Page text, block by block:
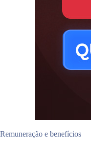
Remuneração e benefícios